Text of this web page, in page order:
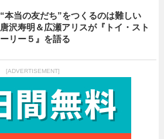
“本当の友だち”をつくるのは難しい
唐沢寿明＆広瀬アリスが『トイ・スト
ーリー５』を語る
[ADVERTISEMENT]